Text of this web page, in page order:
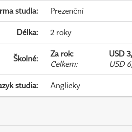
studia: Prezenční
Délka: 2 roky
Školné: Za rok:
USD
Celkem: USD
studia: Anglicky